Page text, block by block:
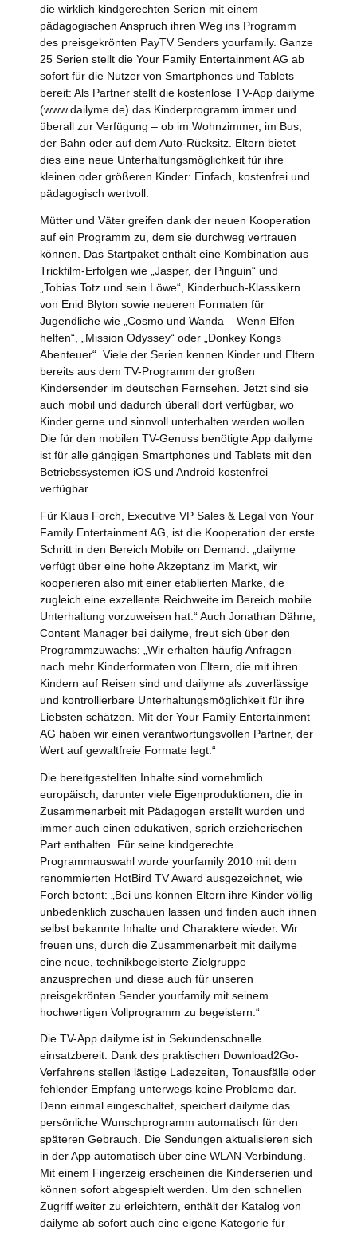
die wirklich kindgerechten Serien mit einem
pädagogischen Anspruch ihren Weg ins Programm
des preisgekrönten PayTV Senders yourfamily. Ganze
25 Serien stellt die Your Family Entertainment AG ab
sofort für die Nutzer von Smartphones und Tablets
bereit: Als Partner stellt die kostenlose TV-App dailyme
(www.dailyme.de) das Kinderprogramm immer und
überall zur Verfügung – ob im Wohnzimmer, im Bus,
der Bahn oder auf dem Auto-Rücksitz. Eltern bietet
dies eine neue Unterhaltungsmöglichkeit für ihre
kleinen oder größeren Kinder: Einfach, kostenfrei und
pädagogisch wertvoll.
Mütter und Väter greifen dank der neuen Kooperation
auf ein Programm zu, dem sie durchweg vertrauen
können. Das Startpaket enthält eine Kombination aus
Trickfilm-Erfolgen wie „Jasper, der Pinguin“ und
„Tobias Totz und sein Löwe“, Kinderbuch-Klassikern
von Enid Blyton sowie neueren Formaten für
Jugendliche wie „Cosmo und Wanda – Wenn Elfen
helfen“, „Mission Odyssey“ oder „Donkey Kongs
Abenteuer“. Viele der Serien kennen Kinder und Eltern
bereits aus dem TV-Programm der großen
Kindersender im deutschen Fernsehen. Jetzt sind sie
auch mobil und dadurch überall dort verfügbar, wo
Kinder gerne und sinnvoll unterhalten werden wollen.
Die für den mobilen TV-Genuss benötigte App dailyme
ist für alle gängigen Smartphones und Tablets mit den
Betriebssystemen iOS und Android kostenfrei
verfügbar.
Für Klaus Forch, Executive VP Sales & Legal von Your
Family Entertainment AG, ist die Kooperation der erste
Schritt in den Bereich Mobile on Demand: „dailyme
verfügt über eine hohe Akzeptanz im Markt, wir
kooperieren also mit einer etablierten Marke, die
zugleich eine exzellente Reichweite im Bereich mobile
Unterhaltung vorzuweisen hat.“ Auch Jonathan Dähne,
Content Manager bei dailyme, freut sich über den
Programmzuwachs: „Wir erhalten häufig Anfragen
nach mehr Kinderformaten von Eltern, die mit ihren
Kindern auf Reisen sind und dailyme als zuverlässige
und kontrollierbare Unterhaltungsmöglichkeit für ihre
Liebsten schätzen. Mit der Your Family Entertainment
AG haben wir einen verantwortungsvollen Partner, der
Wert auf gewaltfreie Formate legt.“
Die bereitgestellten Inhalte sind vornehmlich
europäisch, darunter viele Eigenproduktionen, die in
Zusammenarbeit mit Pädagogen erstellt wurden und
immer auch einen edukativen, sprich erzieherischen
Part enthalten. Für seine kindgerechte
Programmauswahl wurde yourfamily 2010 mit dem
renommierten HotBird TV Award ausgezeichnet, wie
Forch betont: „Bei uns können Eltern ihre Kinder völlig
unbedenklich zuschauen lassen und finden auch ihnen
selbst bekannte Inhalte und Charaktere wieder. Wir
freuen uns, durch die Zusammenarbeit mit dailyme
eine neue, technikbegeisterte Zielgruppe
anzusprechen und diese auch für unseren
preisgekrönten Sender yourfamily mit seinem
hochwertigen Vollprogramm zu begeistern.“
Die TV-App dailyme ist in Sekundenschnelle
einsatzbereit: Dank des praktischen Download2Go-
Verfahrens stellen lästige Ladezeiten, Tonausfälle oder
fehlender Empfang unterwegs keine Probleme dar.
Denn einmal eingeschaltet, speichert dailyme das
persönliche Wunschprogramm automatisch für den
späteren Gebrauch. Die Sendungen aktualisieren sich
in der App automatisch über eine WLAN-Verbindung.
Mit einem Fingerzeig erscheinen die Kinderserien und
können sofort abgespielt werden. Um den schnellen
Zugriff weiter zu erleichtern, enthält der Katalog von
dailyme ab sofort auch eine eigene Kategorie für